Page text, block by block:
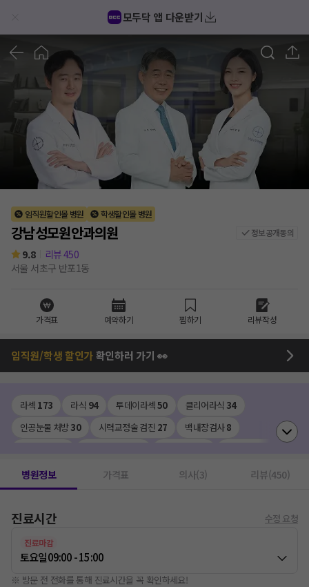
모두닥 앱 다운받기
임직원할인몰 병원 학생할인몰 병원
강남성모원안과의원 정보공개동의
9.8 리뷰450
서울 서초구 반포1동
가격표 예약하기 찜하기 리뷰작성
임직원/학생 할인가확인하러 가기 👀
라섹 173 라식 94 투데이라섹50 클리어라식 34
인공눈물 처방30 시력교정술 검진 27 백내장검사8
백내장수술 (다초점)
망막열공치료 백내장수술 (단초점/비급여) 1
녹내장치료1
병원정보 가격표 의사(3) 리뷰(450)
진료시간 수정 요청
진료마감
토요일09:00 - 15:00
※ 방문 전 전화를 통해 진료시간을 꼭 확인하세요!
강남성모원안과의원 후기/가격/비용 (2026) | 모두닥